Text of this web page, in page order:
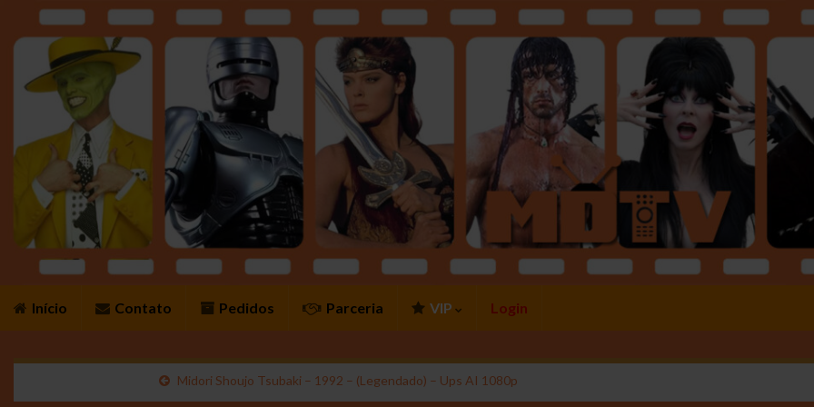
Início Contato Pedidos Parceria VIP Login
Midori Shoujo Tsubaki – 1992 – (Legendado) – Ups AI 1080p